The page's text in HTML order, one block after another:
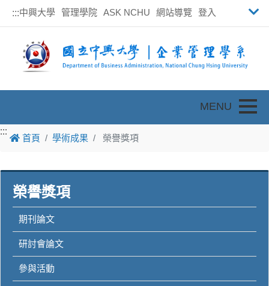
:::中興大學 管理學院 ASK NCHU 網站導覽 登入
:::
:::
首頁 學術成果 榮譽獎項
榮譽獎項
期刊論文
研討會論文
參與活動